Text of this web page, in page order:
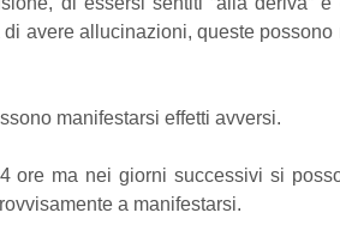
avere allucinazioni, queste possono
manifestarsi effetti avversi.
ore ma nei giorni successivi si
a manifestarsi.